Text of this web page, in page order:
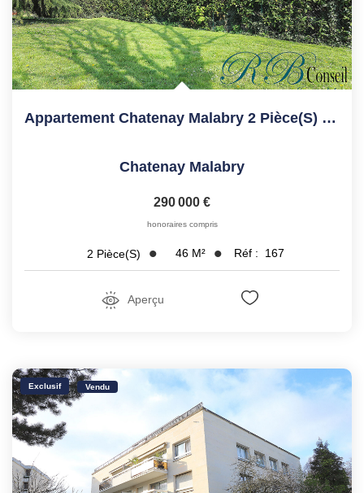
Appartement Chatenay Malabry 2 Pièce(s) 46.29 M2
Chatenay Malabry
290 000 €
honoraires compris
2 Pièce(s) 46 M² Réf : 167
Aperçu
Exclusif Vendu